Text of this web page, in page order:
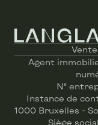
Agent
N°
Instance de
1000 Bruxelles -
Siège